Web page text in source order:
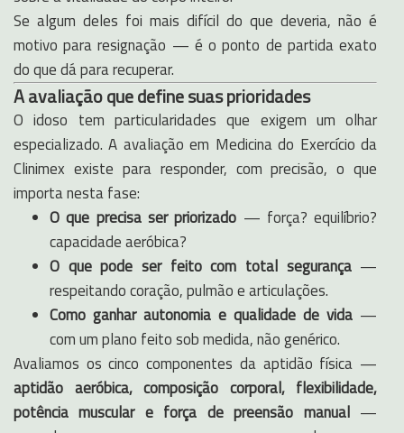
Se algum deles foi mais difícil do que deveria, não é
motivo para resignação — é o ponto de partida exato
do que dá para recuperar.
A avaliação que define suas prioridades
O idoso tem particularidades que exigem um olhar
especializado. A avaliação em Medicina do Exercício da
Clinimex existe para responder, com precisão, o que
importa nesta fase:
O que precisa ser priorizado — força? equilíbrio?
capacidade aeróbica?
O que pode ser feito com total segurança—
respeitando coração, pulmão e articulações.
Como ganhar autonomia e qualidade de vida —
com um plano feito sob medida, não genérico.
Avaliamos os cinco componentes da aptidão física —
aptidão aeróbica, composição corporal, flexibilidade,
potência muscular e força de preensão manual—